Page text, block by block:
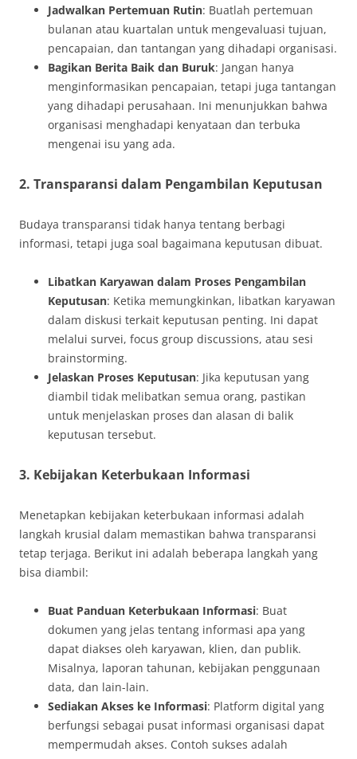
Jadwalkan Pertemuan Rutin: Buatlah pertemuan
bulanan atau kuartalan untuk mengevaluasi tujuan,
pencapaian, dan tantangan yang dihadapi organisasi.
Bagikan Berita Baik dan Buruk: Jangan hanya
menginformasikan pencapaian, tetapi juga tantangan
yang dihadapi perusahaan. Ini menunjukkan bahwa
organisasi menghadapi kenyataan dan terbuka
mengenai isu yang ada.
2. Transparansi dalam Pengambilan Keputusan
Budaya transparansi tidak hanya tentang berbagi
informasi, tetapi juga soal bagaimana keputusan dibuat.
Libatkan Karyawan dalam Proses Pengambilan
Keputusan: Ketika memungkinkan, libatkan karyawan
dalam diskusi terkait keputusan penting. Ini dapat
melalui survei, focus group discussions, atau sesi
brainstorming.
Jelaskan Proses Keputusan: Jika keputusan yang
diambil tidak melibatkan semua orang, pastikan
untuk menjelaskan proses dan alasan di balik
keputusan tersebut.
3. Kebijakan Keterbukaan Informasi
Menetapkan kebijakan keterbukaan informasi adalah
langkah krusial dalam memastikan bahwa transparansi
tetap terjaga. Berikut ini adalah beberapa langkah yang
bisa diambil:
Buat Panduan Keterbukaan Informasi: Buat
dokumen yang jelas tentang informasi apa yang
dapat diakses oleh karyawan, klien, dan publik.
Misalnya, laporan tahunan, kebijakan penggunaan
data, dan lain-lain.
Sediakan Akses ke Informasi: Platform digital yang
berfungsi sebagai pusat informasi organisasi dapat
mempermudah akses. Contoh sukses adalah